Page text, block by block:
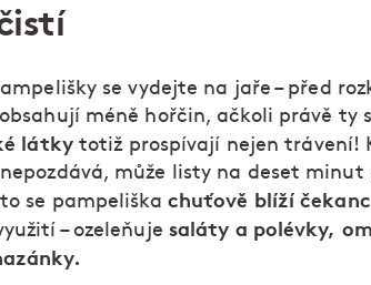
se vydejte na jaře – před
méně hořčin, ačkoli právě ty
látkytotiž prospívají nejen trávení!
může listy na deset
se pampeliška chuťově blíží
– ozeleňuje saláty a polévky,